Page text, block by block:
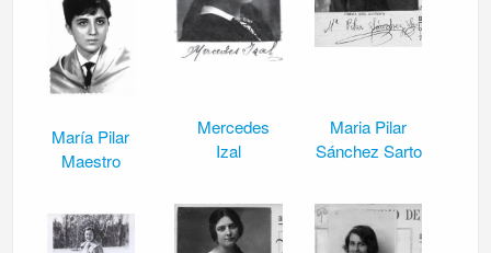
María Pilar
Maestro
Mercedes
Izal
Maria Pilar
Sánchez Sarto